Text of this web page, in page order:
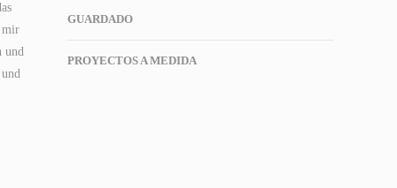
mir
und
GUARDADO
PROYECTOS A MEDIDA